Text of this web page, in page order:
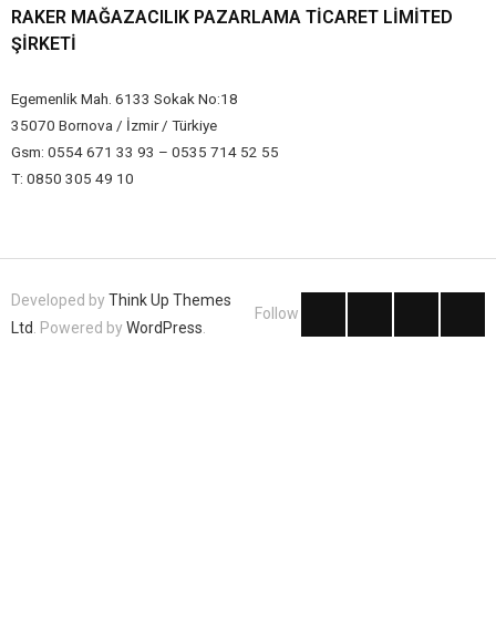
RAKER MAĞAZACILIK PAZARLAMA TICARET LIMITED
ŞIRKETI
Egemenlik Mah. 6133 Sokak No:18
35070 Bornova / İzmir / Türkiye
Gsm: 0554 671 33 93 – 0535 714 52 55
T: 0850 305 49 10
Developed byThink Up Themes
Ltd . Powered byWordPress
Follow